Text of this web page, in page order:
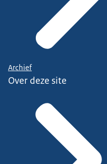
Archief
Over deze site